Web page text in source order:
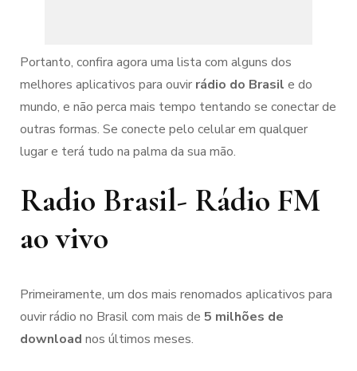
Portanto, confira agora uma lista com alguns dos
melhores aplicativos para ouvir rádio do Brasil e do
mundo, e não perca mais tempo tentando se conectar de
outras formas. Se conecte pelo celular em qualquer
lugar e terá tudo na palma da sua mão.
Radio Brasil- Rádio FM
ao vivo
Primeiramente, um dos mais renomados aplicativos para
ouvir rádio no Brasil com mais de 5 milhões de
download nos últimos meses.